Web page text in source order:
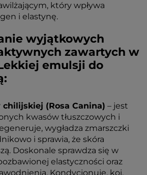
który wpływa
i elastynę.
wyjątkowych
zawartych w
emulsji do
(Rosa Canina) – jest
kwasów tłuszczowych i
wygładza zmarszczki
i sprawia, że skóra
Doskonale sprawdza się w
elastyczności oraz
Kondycjonuje, koi,